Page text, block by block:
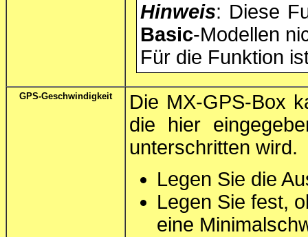
Hinweis: Diese
Basic-Modellen
Für die Funktion
GPS-Geschwindigkeit
Die MX-GPS-Box
die hier
unterschritten wird.
Legen Sie die
Legen Sie fest,
eine